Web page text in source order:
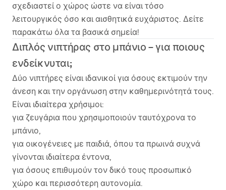
σχεδιαστεί ο χώρος ώστε να είναι τόσο
λειτουργικός όσο και αισθητικά ευχάριστος. Δείτε
παρακάτω όλα τα βασικά σημεία!
Διπλός νιπτήρας στο μπάνιο – για ποιους
ενδείκνυται;
Δύο νιπτήρες είναι ιδανικοί για όσους εκτιμούν την
άνεση και την οργάνωση στην καθημερινότητά τους.
Είναι ιδιαίτερα χρήσιμοι:
για ζευγάρια που χρησιμοποιούν ταυτόχρονα το
μπάνιο,
για οικογένειες με παιδιά, όπου τα πρωινά συχνά
γίνονται ιδιαίτερα έντονα,
για όσους επιθυμούν τον δικό τους προσωπικό
χώρο και περισσότερη αυτονομία.